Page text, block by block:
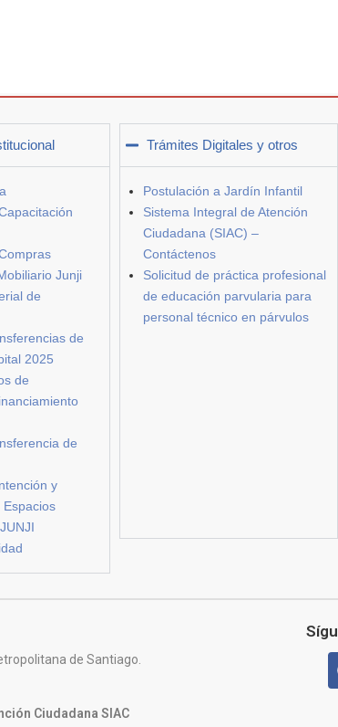
Junji
de
de
2025
de
de
y
Espacios
Trámites Digitales y otros
Postulación a Jardín Infantil
Sistema Integral de Atención
Ciudadana (SIAC) –
Contáctenos
Solicitud de práctica profesional
de educación parvularia para
personal técnico en párvulos
de Santiago.
Ciudadana SIAC